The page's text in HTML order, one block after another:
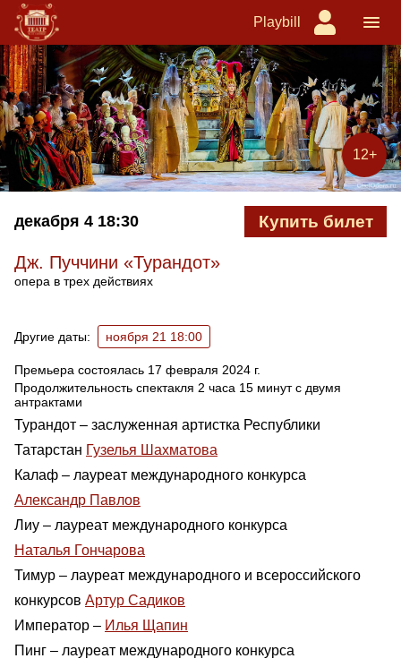
Playbill
12+
декабря 4 18:30 Купить билет
Дж. Пуччини «Турандот»
опера в трех действиях
Другие даты: ноября 21 18:00
Премьера состоялась 17 февраля 2024 г.
Продолжительность спектакля 2 часа 15 минут с двумя
антрактами
Турандот – заслуженная артистка Республики
Татарстан Гузелья Шахматова
Калаф – лауреат международного конкурса
Александр Павлов
Лиу – лауреат международного конкурса
Наталья Гончарова
Тимур – лауреат международного и всероссийского
конкурсов Артур Садиков
Император – Илья Щапин
Пинг – лауреат международного конкурса